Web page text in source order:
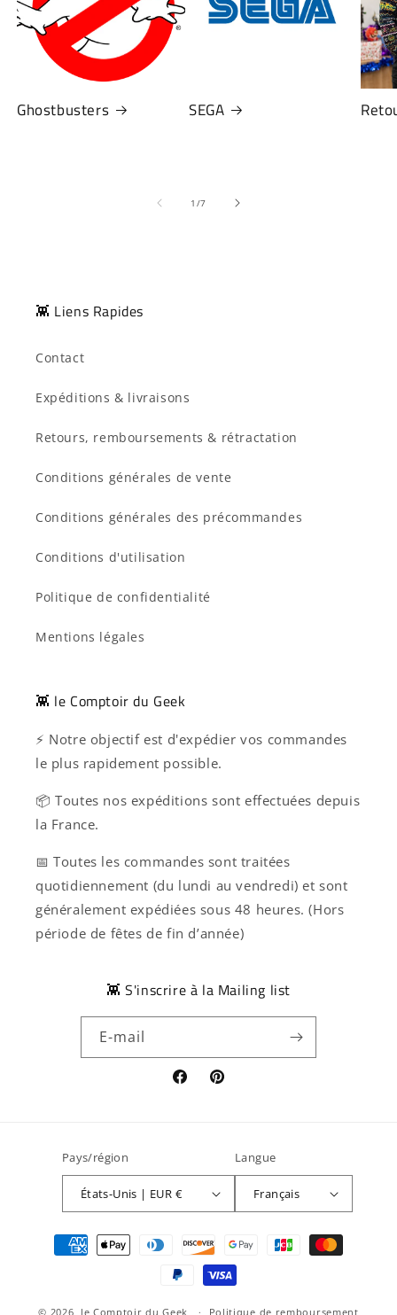
Ghostbusters SEGA
1 /de
7
👾 Liens Rapides
Contact
Expéditions & livraisons
Retours, remboursements & rétractation
Conditions générales de vente
Conditions générales des précommandes
Conditions d'utilisation
Politique de confidentialité
Mentions légales
👾 le Comptoir du Geek
⚡ Notre objectif est d'expédier vos commandes
le plus rapidement possible.
📦 Toutes nos expéditions sont effectuées depuis
la France.
📅 Toutes les commandes sont traitées
quotidiennement (du lundi au vendredi) et sont
généralement expédiées sous 48 heures. (Hors
période de fêtes de fin d’année)
👾 S'inscrire à la Mailing list
E-mail
FacebookPinterest
Pays/région
États-Unis | EUR €
Langue
Français
Moyens
© 2026, le Comptoir du Geek Politique de remboursement